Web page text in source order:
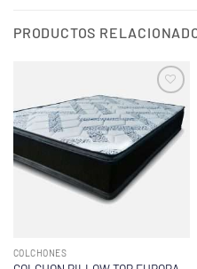
PRODUCTOS
COLCHONES